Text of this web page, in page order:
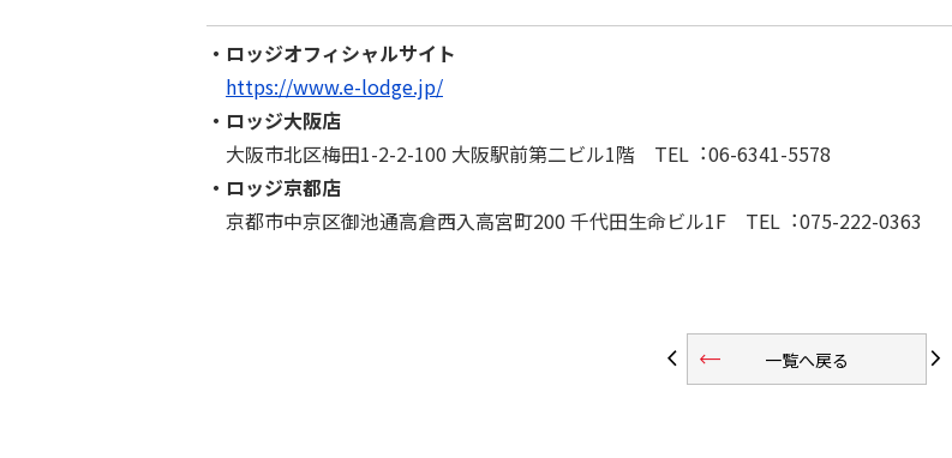
・ロッジオフィシャルサイト
https://www.e-lodge.jp/
・ロッジ大阪店
大阪市北区梅⽥1-2-2-100 大阪駅前第⼆ビル1階 TEL︓06-6341-5578
・ロッジ京都店
京都市中京区御池通⾼倉⻄⼊⾼宮町200 千代⽥⽣命ビル1F TEL︓075-222-0363
arrow_back_ios 一覧へ戻る
trending_flat arrow_forward_ios